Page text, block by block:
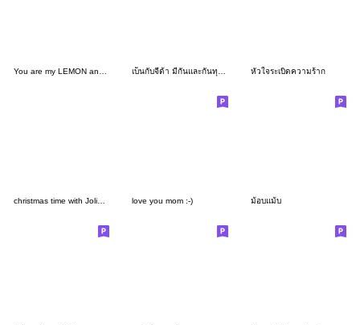
หัวใจระเบิดความร้าก
love you mom :-) ม้อบแม้บ